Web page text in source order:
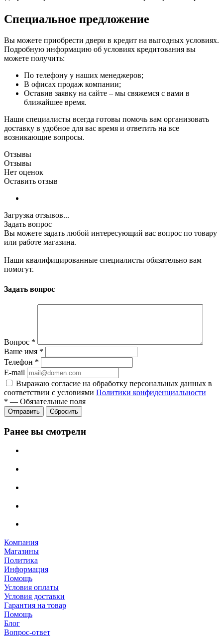
Специальное предложение
Вы можете приобрести двери в кредит на выгодных условиях.
Подробную информацию об условиях кредитования вы
можете получить:
По телефону у наших менеджеров;
В офисах продаж компании;
Оставив заявку на сайте – мы свяжемся с вами в
ближайшее время.
Наши специалисты всегда готовы помочь вам организовать
доставку в удобное для вас время и ответить на все
возникающие вопросы.
Отзывы
Отзывы
Нет оценок
Оставить отзыв
Загрузка отзывов...
Задать вопрос
Вы можете задать любой интересующий вас вопрос по товару
или работе магазина.
Наши квалифицированные специалисты обязательно вам
помогут.
Задать вопрос
Вопрос *
Ваше имя *
Телефон *
E-mail
Выражаю согласие на обработку персональных данных в
соответствии с условиями Политики конфиденциальности
* — Обязательные поля
Отправить Сбросить
Ранее вы смотрели
Компания
Магазины
Политика
Информация
Помощь
Условия оплаты
Условия доставки
Гарантия на товар
Помощь
Блог
Вопрос-ответ